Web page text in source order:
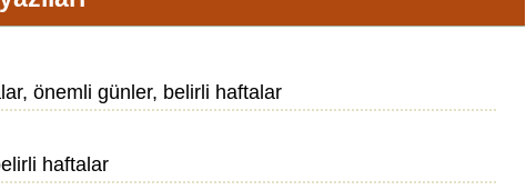
önemli günler, belirli haftalar
haftalar